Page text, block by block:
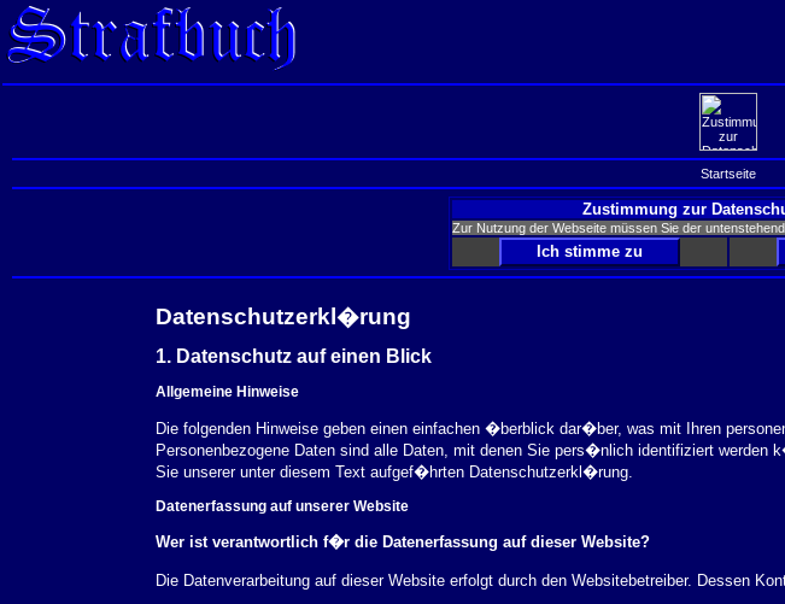
Startseite
Zustimmung zur
Zur Nutzung der Webseite müssen Sie der
Datenschutzerkl�rung
1. Datenschutz auf einen Blick
Allgemeine Hinweise
Die folgenden Hinweise geben einen einfachen �berblick dar�ber, was mit Ihren
Personenbezogene Daten sind alle Daten, mit denen Sie pers�nlich identifiziert
Sie unserer unter diesem Text aufgef�hrten Datenschutzerkl�rung.
Datenerfassung auf unserer Website
Wer ist verantwortlich f�r die Datenerfassung auf dieser Website?
Die Datenverarbeitung auf dieser Website erfolgt durch den Websitebetreiber. Dessen